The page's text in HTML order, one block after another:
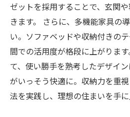
ゼットを採用することで、玄関
きます。 さらに、多機能家具の
い。ソファベッドや収納付きの
間での活用度が格段に上がりま
て、使い勝手を熟考したデザイ
がいっそう快適に。収納力を重
法を実践し、理想の住まいを手に